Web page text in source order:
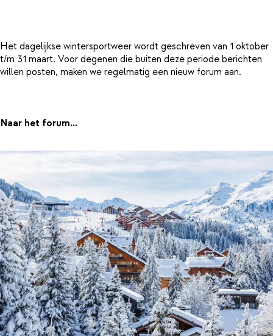
Het dagelijkse wintersportweer wordt geschreven van 1 oktober
t/m 31 maart. Voor degenen die buiten deze periode berichten
willen posten, maken we regelmatig een nieuw forum aan.
Naar het forum...